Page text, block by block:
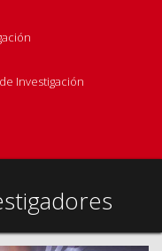
Investigación